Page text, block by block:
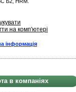
на комп'ютері
інформація
в компаніях